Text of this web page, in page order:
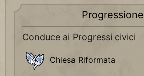
Progressione
Conduce ai Progressi civici
Chiesa Riformata